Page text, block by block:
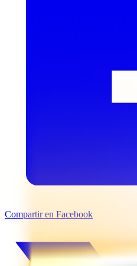
Compartir en Facebook